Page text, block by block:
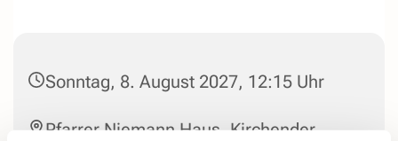
Sonntag, 8. August 2027, 12:15 Uhr
Pfarrer Niemann Haus, Kirchender